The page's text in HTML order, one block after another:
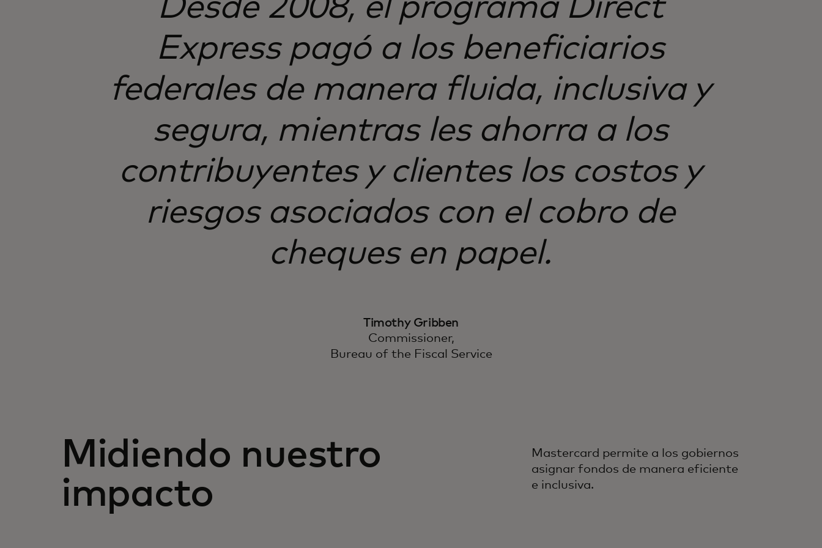
Desde 2008, el programa Direct
Express pagó a los beneficiarios
federales de manera fluida, inclusiva y
segura, mientras les ahorra a los
contribuyentes y clientes los costos y
riesgos asociados con el cobro de
cheques en papel.
Timothy Gribben
Commissioner,
Bureau of the Fiscal Service
Midiendo nuestro
impacto
Mastercard permite a los gobiernos
asignar fondos de manera eficiente
e inclusiva.